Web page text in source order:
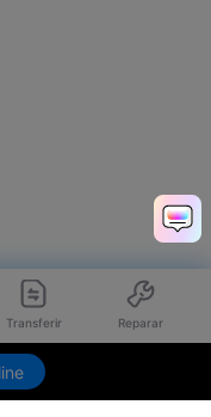
Transferir Reparar